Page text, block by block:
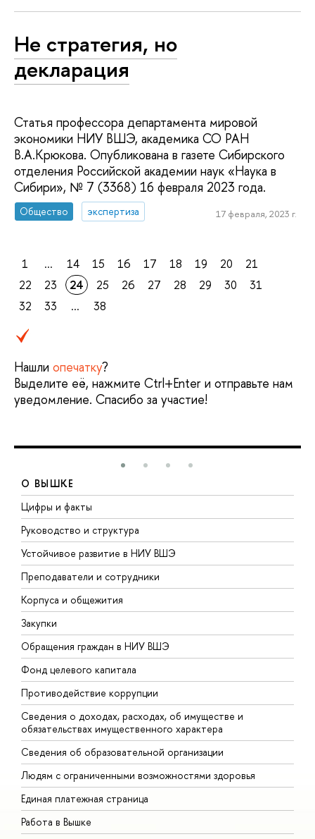
Не стратегия, но
декларация
Статья профессора департамента мировой
экономики НИУ ВШЭ, академика СО РАН
В.А.Крюкова. Опубликована в газете Сибирского
отделения Российской академии наук «Наука в
Сибири», № 7 (3368) 16 февраля 2023 года.
Общество экспертиза 17 февраля, 2023 г.
1 ... 14 15 16 17 18 19 20
21
22
23 24 25 26 27 28 29 30
31
32
33 ... 38
Нашли опечатку?
Выделите её, нажмите Ctrl+Enter и отправьте нам
уведомление. Спасибо за участие!
О ВЫШКЕ
Цифры и факты
Руководство и структура
Устойчивое развитие в НИУ ВШЭ
Преподаватели и сотрудники
Корпуса и общежития
Закупки
Обращения граждан в НИУ ВШЭ
Фонд целевого капитала
Противодействие коррупции
Сведения о доходах, расходах, об имуществе и
обязательствах имущественного характера
Сведения об образовательной организации
Людям с ограниченными возможностями здоровья
Единая платежная страница
Работа в Вышке